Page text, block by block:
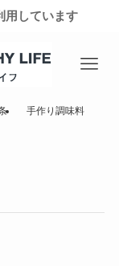
用しています
手作り調味料